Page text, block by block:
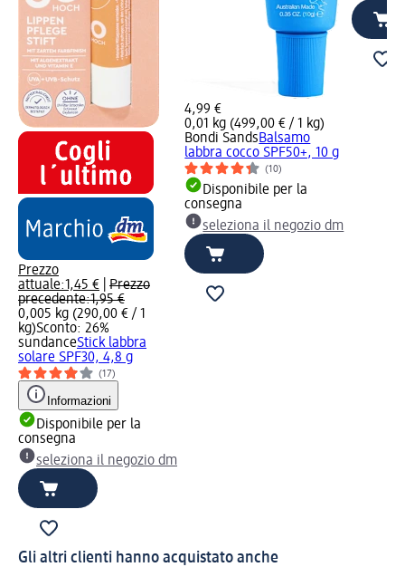
Prezzo
attuale:1,45 €
Prezzo
precedente:1,95 €
0,005 kg (290,00 € / 1
kg)Sconto: 26%
sundanceStick labbra
solare SPF30, 4,8 g
(17)
Informazioni
Disponibile per la
consegna
seleziona il negozio dm
4,99 €
0,01 kg (499,00 € / 1 kg)
Bondi SandsBalsamo
labbra cocco SPF50+, 10 g
(10)
Disponibile per la
consegna
seleziona il negozio dm
Gli altri clienti hanno acquistato anche